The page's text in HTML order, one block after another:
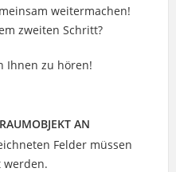
weitermachen!
zweiten Schritt?
Ihnen zu hören!
AN
Felder müssen
werden.